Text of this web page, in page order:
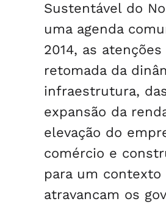
Sustentável do
uma agenda
2014, as
retomada da
infraestrutura,
expansão da
elevação do
comércio e
para um
atravancam os